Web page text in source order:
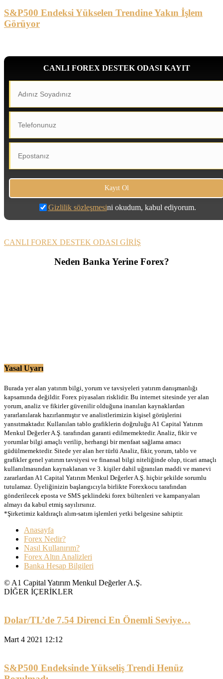
S&P500 Endeksi Yükselen Trendine Yakın İşlem
Görüyor
CANLI FOREX DESTEK ODASI KAYIT
Gizlilik sözleşmesini okudum, kabul ediyorum.
CANLI FOREX DESTEK ODASI GİRİŞ
Neden Banka Yerine Forex?
Yasal Uyarı
Burada yer alan yatırım bilgi, yorum ve tavsiyeleri yatırım danışmanlığı
kapsamında değildir. Forex piyasaları risklidir. Bu internet sitesinde yer alan
yorum, analiz ve fikirler güvenilir olduğuna inanılan kaynaklardan
yararlanılarak hazırlanmıştır ve analistlerimizin kişisel görüşlerini
yansıtmaktadır. Kullanılan tablo grafiklerin doğruluğu A1 Capital Yatırım
Menkul Değerler A.Ş. tarafından garanti edilmemektedir. Analiz, fikir ve
yorumlar bilgi amaçlı verilip, herhangi bir menfaat sağlama amacı
güdülmemektedir. Sitede yer alan her türlü Analiz, fikir, yorum, tablo ve
grafikler genel yatırım tavsiyesi ve finansal bilgi niteliğinde olup, ticari amaçlı
kullanılmasından kaynaklanan ve 3. kişiler dahil uğranılan maddi ve manevi
zararlardan A1 Capital Yatırım Menkul Değerler A.Ş. hiçbir şekilde sorumlu
tutulamaz. Üyeliğinizin başlangıcıyla birlikte Forexkocu tarafından
gönderilecek eposta ve SMS şeklindeki forex bültenleri ve kampanyaları
almayı da kabul etmiş sayılırsınız.
*Şirketimiz kaldıraçlı alım-satım işlemleri yetki belgesine sahiptir.
Anasayfa
Forex Nedir?
Nasıl Kullanırım?
Forex Altın Analizleri
Banka Hesap Bilgileri
© A1 Capital Yatırım Menkul Değerler A.Ş.
DİĞER İÇERİKLER
Dolar/TL’de 7.54 Direnci En Önemli Seviye…
Mart 4 2021 12:12
S&P500 Endeksinde Yükseliş Trendi Henüz